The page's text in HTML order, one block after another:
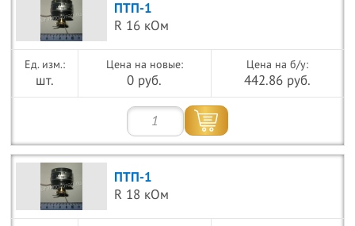
ПТП-1
R 16 кОм
шт.
Цена на новые:
0 руб.
Цена на б/у:
442.86 руб.
ПТП-1
R 18 кОм